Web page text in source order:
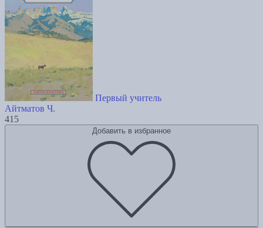
Первый учитель
Айтматов Ч.
415
Добавить в избранное